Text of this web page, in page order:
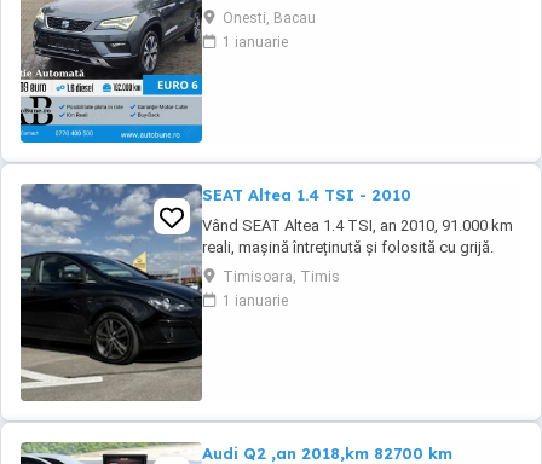
Dotari Premium Line: Dublu Climatronic +
incalzire scaune Navigatie mare + ceasuri
digitale Faruri LED + lumini zi LED Distronic
Onesti, Bacau
1 ianuarie
SEAT Altea 1.4 TSI - 2010
Vând SEAT Altea 1.4 TSI, an 2010, 91.000 km
reali, mașină întreținută și folosită cu grijă.
Motor 1.4 TSI, confortabilă, spațioasă și
economică, ideală atât pentru oraș cât și
pentru drumuri lungi. Anvelope de vară Pirelli
Timisoara, Timis
1 ianuarie
Audi Q2 ,an 2018,km 82700 km